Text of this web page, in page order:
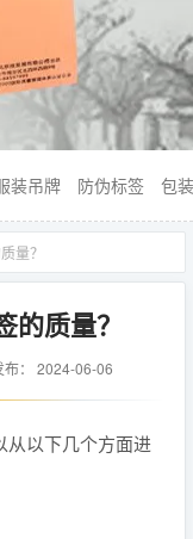
装吊牌 防伪标签 包
量？
质量？
： 2024-06-06
以下几个方面进